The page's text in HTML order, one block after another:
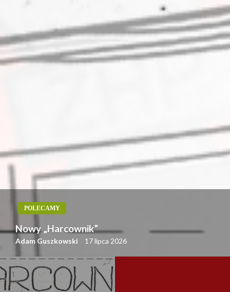
POLECAMY
Nowy „Harcownik”
Adam Guszkowski 17 lipca 2026